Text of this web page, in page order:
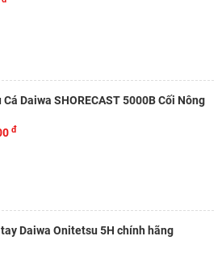
Cá Daiwa SHORECAST 5000B Cối Nông
đ
Daiwa Onitetsu 5H chính hãng